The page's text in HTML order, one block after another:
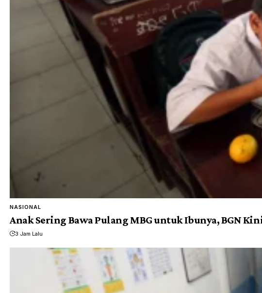
NASIONAL
Anak Sering Bawa Pulang MBG untuk Ibunya, BGN
3 Jam Lalu